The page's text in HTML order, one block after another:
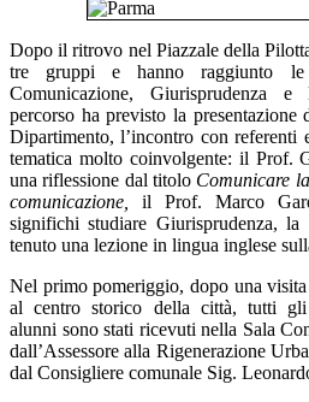
Dopo il ritrovo nel Piazzale della
tre gruppi e hanno raggiunto
Comunicazione, Giurisprudenza e
percorso ha previsto la
Dipartimento, l’incontro con referenti
tematica molto coinvolgente: il Prof.
una riflessione dal titolo Comunicare
comunicazione, il Prof. Marco
significhi studiare Giurisprudenza,
tenuto una lezione in lingua inglese
Nel primo pomeriggio, dopo una visita
al centro storico della città, tutti gli
alunni sono stati ricevuti nella Sala
dall’Assessore alla Rigenerazione
dal Consigliere comunale Sig.